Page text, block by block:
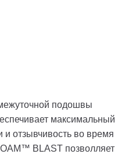
подошвы
максимальный
и отзывчивость во время
BLAST позволляет